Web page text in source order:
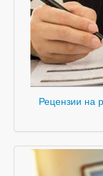
Рецензии на